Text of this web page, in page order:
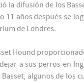
la difusión de los
años después se
de Londres.
Hound
a sus perros en
algunos de los